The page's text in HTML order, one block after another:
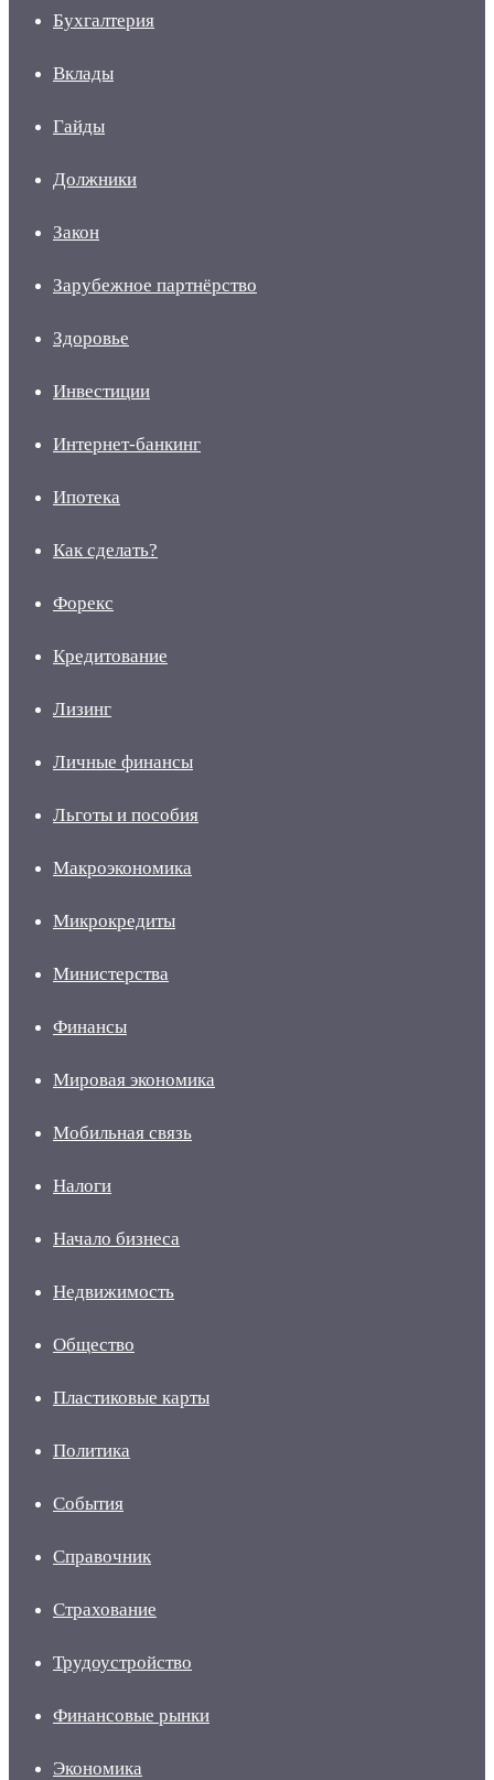
Бухгалтерия
Вклады
Гайды
Должники
Закон
Зарубежное партнёрство
Здоровье
Инвестиции
Интернет-банкинг
Ипотека
Как сделать?
Форекс
Кредитование
Лизинг
Личные финансы
Льготы и пособия
Макроэкономика
Микрокредиты
Министерства
Финансы
Мировая экономика
Мобильная связь
Налоги
Начало бизнеса
Недвижимость
Общество
Пластиковые карты
Политика
События
Справочник
Страхование
Трудоустройство
Финансовые рынки
Экономика